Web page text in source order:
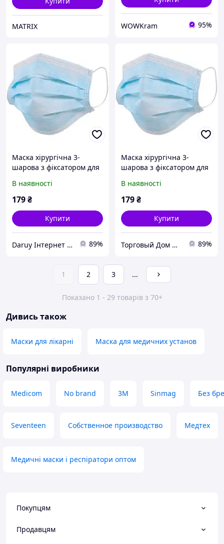
MATRIX WOWKram 95%
Маска хірургічна 3-
шарова з фіксатором для
Блакитний yk07 tdi
В наявності
179₴
Купити
Daruy Інтернет Магазин "Туристичне спорядження" 89%
Маска хірургічна 3-
шарова з фіксатором для
Блакитний yk07
В наявності
179₴
Купити
Торговый Дом Оружия 89%
1 2 3 ...
Показано 1 - 29 товарів з 70+
Дивись також
Маски для лікарні Маска для медичних установ
Популярні виробники
Medicom No brand 3М Sinmag Без
Seventeen Собственное производство Медтех
Медичні маски і респіратори оптом
Покупцям
Продавцям